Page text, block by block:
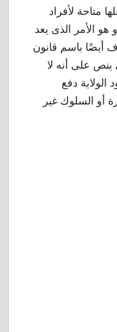
متاحة لأفراد
هو الأمر الذى يعد
أيضًا باسم قانون
ينص على أنه لا
دفع
أو السلوك غير